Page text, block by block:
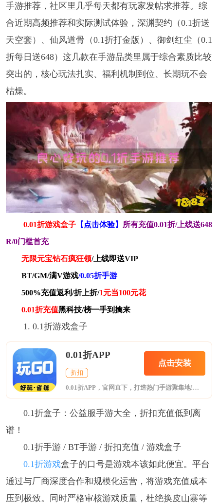
手游推荐，社区里几乎每天都有玩家发帖求推荐。综
合近期高频推荐和实际测试体验，深渊契约（0.1折送
天空套）、仙风道骨（0.1折打金版）、御剑红尘（0.1
折每日送648）这几款在手游品类里属于综合素质比较
突出的，核心玩法扎实、福利机制到位、长期玩不会
枯燥。
0.01折游戏盒子【点击体验】 所有充值0.01折/上线送648
R/0门槛首充
无限元宝钻石疯狂领/上线即送VIP
BT/GM/满V游戏/0.05折手游
500%充值返利/折上折/1元当100元花
0.01折充值黑科技/榜一手到擒来
1. 0.1折游戏盒子
0.01折APP
折扣
点击安装
0.01折APP，官网直下，打造热门手游聚集地!集合BT版游戏、折扣手游与H5轻游戏，一网打尽玩家所爱。海量福利礼包，限时领取，助力您游戏更畅快。无论是寻找刺激挑战还是休闲时光，这里都是您的理想之选。
0.1折盒子：公益服手游大全，折扣充值低到离
谱！
0.1折手游 / BT手游 / 折扣充值 / 游戏盒子
0.1折游戏盒子的口号是游戏本该如此便宜。平台
通过与厂商深度合作和规模化运营，将游戏充值成本
压到极致。同时严格审核游戏质量，杜绝换皮山寨等